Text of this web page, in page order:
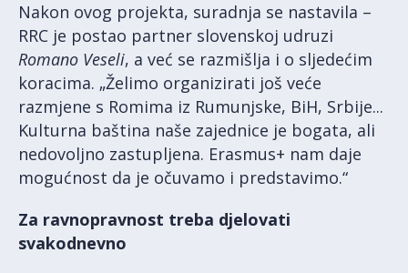
Nakon ovog projekta, suradnja se nastavila –
RRC je postao partner slovenskoj udruzi
Romano Veseli, a već se razmišlja i o sljedećim
koracima. „Želimo organizirati još veće
razmjene s Romima iz Rumunjske, BiH, Srbije...
Kulturna baština naše zajednice je bogata, ali
nedovoljno zastupljena. Erasmus+ nam daje
mogućnost da je očuvamo i predstavimo.“
Za ravnopravnost treba djelovati
svakodnevno